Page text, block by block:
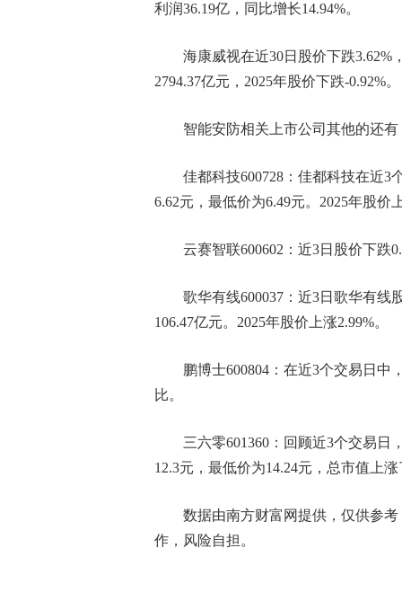
利润36.19亿，同比增长14.94%。
海康威视在近30日股价下跌3.62%
2794.37亿元，2025年股价下跌-0.92%。
智能安防相关上市公司其他的还有
佳都科技600728：佳都科技在近3
6.62元，最低价为6.49元。2025年股价
云赛智联600602：近3日股价下跌
歌华有线600037：近3日歌华有线
106.47亿元。2025年股价上涨2.99%。
鹏博士600804：在近3个交易日中
比。
三六零601360：回顾近3个交易日
12.3元，最低价为14.24元，总市值上
数据由南方财富网提供，仅供参
作，风险自担。